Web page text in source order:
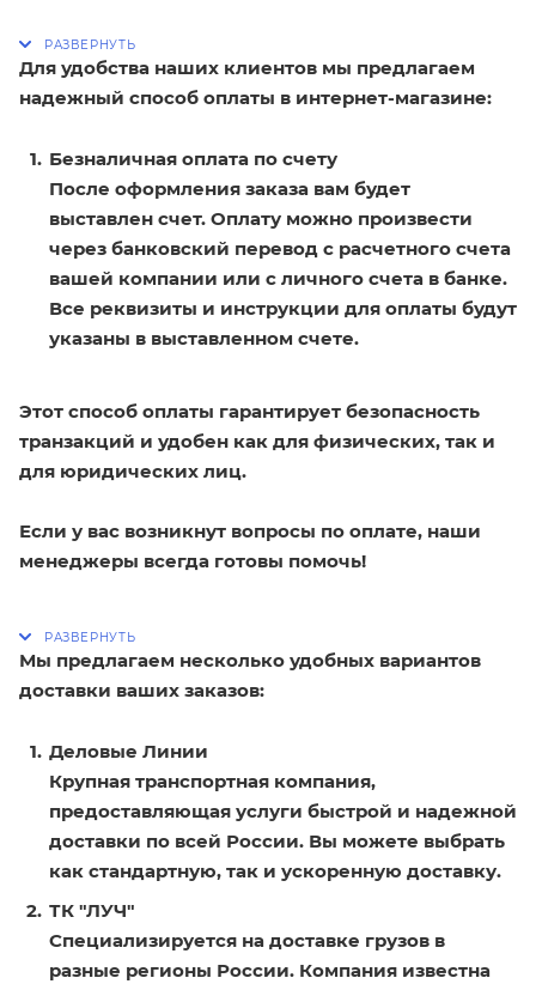
Для удобства наших клиентов мы предлагаем
надежный способ оплаты в интернет-магазине:
Безналичная оплата по счету
После оформления заказа вам будет
выставлен счет. Оплату можно произвести
через банковский перевод с расчетного счета
вашей компании или с личного счета в банке.
Все реквизиты и инструкции для оплаты будут
указаны в выставленном счете.
Этот способ оплаты гарантирует безопасность
транзакций и удобен как для физических, так и
для юридических лиц.
Если у вас возникнут вопросы по оплате, наши
менеджеры всегда готовы помочь!
Мы предлагаем несколько удобных вариантов
доставки ваших заказов:
Деловые Линии
Крупная транспортная компания,
предоставляющая услуги быстрой и надежной
доставки по всей России. Вы можете выбрать
как стандартную, так и ускоренную доставку.
ТК "ЛУЧ"
Специализируется на доставке грузов в
разные регионы России. Компания известна